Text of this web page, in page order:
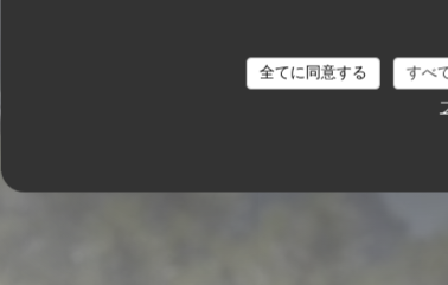
全てに同意する すべ
伝統
CHALET